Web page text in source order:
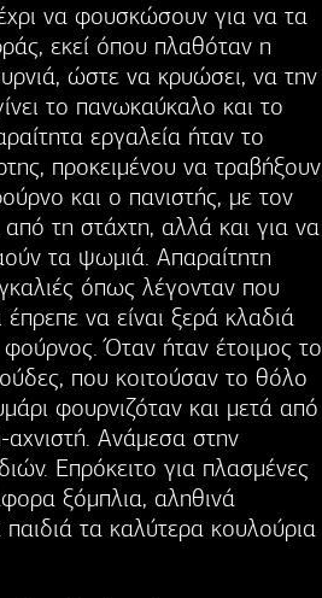
να φουσκώσουν για να τα
εκεί όπου πλαθόταν η
ώστε να κρυώσει, να την
το πανωκαύκαλο και το
εργαλεία ήταν το
προκειμένου να τραβήξουν
και ο πανιστής, με τον
τη στάχτη, αλλά και για να
τα ψωμιά. Απαραίτητη
όπως λέγονταν που
να είναι ξερά κλαδιά
Όταν ήταν έτοιμος το
που κοιτούσαν το θόλο
φουρνιζόταν και μετά από
Ανάμεσα στην
Επρόκειτο για πλασμένες
ξόμπλια, αληθινά
τα καλύτερα κουλούρια